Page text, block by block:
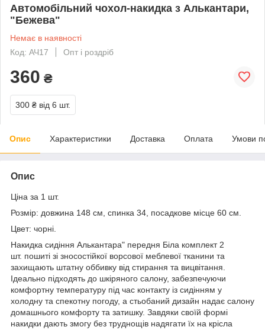
Автомобільний чохол-накидка з Алькантари,
"Бежева"
Немає в наявності
Код: АЧ17
Опт і роздріб
360 ₴
300 ₴ від 6 шт.
Опис Характеристики Доставка Оплата Умови
Опис
Ціна за 1 шт.
Розмір: довжина 148 см, спинка 34, посадкове місце 60 см.
Цвет: чорні.
Накидка сидіння Алькантара" передня Біла комплект 2
шт. пошиті зі зносостійкої ворсової меблевої тканини та
захищають штатну оббивку від стирання та вицвітання.
Ідеально підходять до шкіряного салону, забезпечуючи
комфортну температуру під час контакту із сидінням у
холодну та спекотну погоду, а стьобаний дизайн надає салону
домашнього комфорту та затишку. Завдяки своїй формі
накидки дають змогу без труднощів надягати їх на крісла